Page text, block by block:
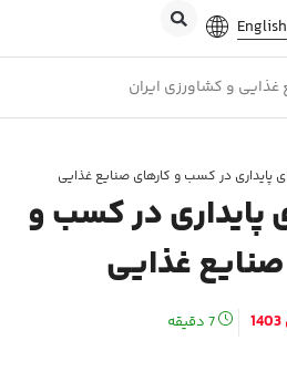
English
غذایی و کشاورزی ایران
پایداری در کسب‌ و کارهای صنایع غذایی
پایداری در کسب‌ و
غذایی
7 دقیقه